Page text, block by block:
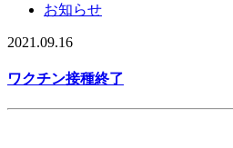
お知らせ
2021.09.16
ワクチン接種終了